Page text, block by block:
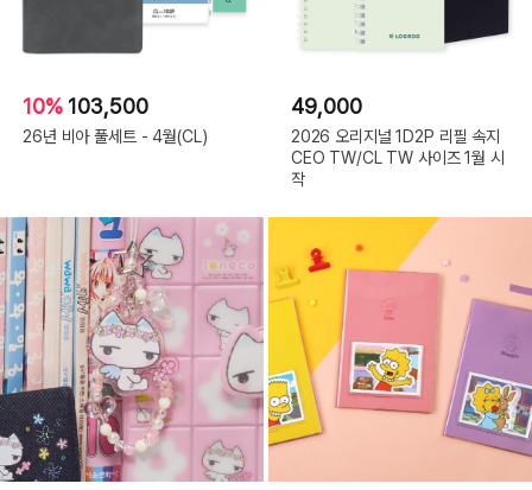
10% 103,500
26년 비아 풀세트 - 4월(CL)
49,000
2026 오리지널 1D2P 리필 속지
CEO TW/CL TW 사이즈 1월 시
작